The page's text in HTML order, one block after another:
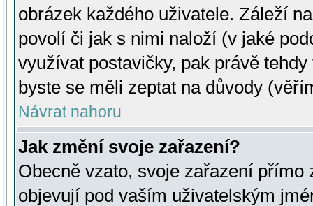
obrázek každého uživatele. Záleží
povolí či jak s nimi naloží (v jaké
využívat postavičky, pak právě
byste se měli zeptat na důvody
Návrat nahoru
Jak změní svoje zařazení?
Obecně vzato, svoje zařazení přímo
objevují pod vaším uživatelským